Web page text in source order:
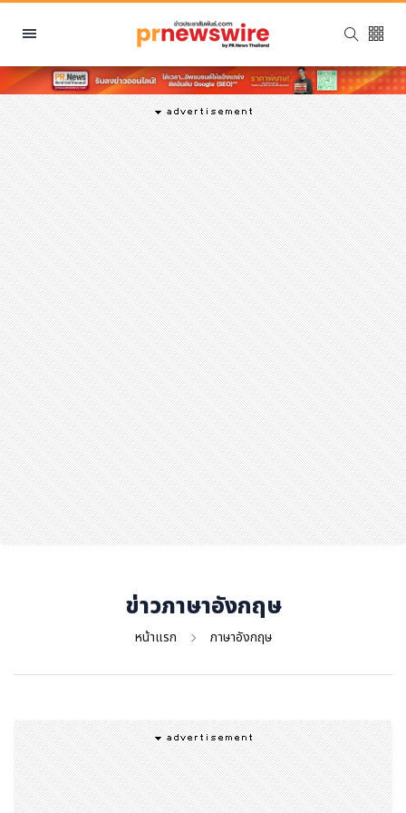
หมวดหมู่
พีอาร์ นิวส์ไวร์
สินค้า, บริการ
โปรโมชั่น
งานอีเว้นท์
รีวิว
บันเทิง
นักแสดง, นักร้อง, โมเดล
อินฟลูเอนเซอร์
ไลฟ์สไตล์
ความงาม
แฟชั่น
สุขภาพ
กีฬา
อาหาร, เครื่องดื่ม
ท่องเที่ยว
โรงแรม, ที่พัก
การศึกษา
ศิลปะ, วัฒนธรรม
ศาสนา
ข่าวภาษาอังกฤษ
หน้าแรก ภาษาอังกฤษ